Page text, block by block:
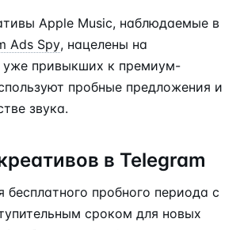
Apple Music, наблюдаемые в
Ads Spy, нацелены на
уже привыкших к премиум-
пробные предложения и
звука.
в Telegram
пробного периода с
сроком для новых